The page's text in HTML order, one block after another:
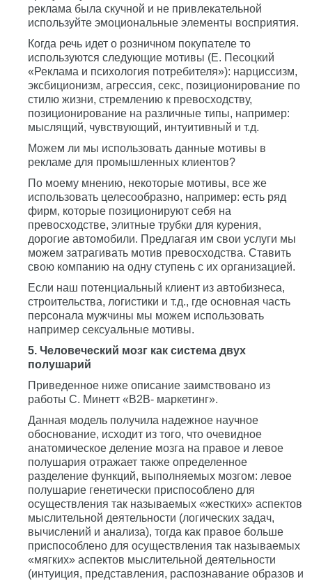
реклама была скучной и не привлекательной
используйте эмоциональные элементы восприятия.
Когда речь идет о розничном покупателе то
используются следующие мотивы (Е. Песоцкий
«Реклама и психология потребителя»): нарциссизм,
эксбиционизм, агрессия, секс, позиционирование по
стилю жизни, стремлению к превосходству,
позиционирование на различные типы, например:
мыслящий, чувствующий, интуитивный и т.д.
Можем ли мы использовать данные мотивы в
рекламе для промышленных клиентов?
По моему мнению, некоторые мотивы, все же
использовать целесообразно, например: есть ряд
фирм, которые позиционируют себя на
превосходстве, элитные трубки для курения,
дорогие автомобили. Предлагая им свои услуги мы
можем затрагивать мотив превосходства. Ставить
свою компанию на одну ступень с их организацией.
Если наш потенциальный клиент из автобизнеса,
строительства, логистики и т.д., где основная часть
персонала мужчины мы можем использовать
например сексуальные мотивы.
5. Человеческий мозг как система двух
полушарий
Приведенное ниже описание заимствовано из
работы С. Минетт «В2В- маркетинг».
Данная модель получила надежное научное
обоснование, исходит из того, что очевидное
анатомическое деление мозга на правое и левое
полушария отражает также определенное
разделение функций, выполняемых мозгом: левое
полушарие генетически приспособлено для
осуществления так называемых «жестких» аспектов
мыслительной деятельности (логических задач,
вычислений и анализа), тогда как правое больше
приспособлено для осуществления так называемых
«мягких» аспектов мыслительной деятельности
(интуиция, представления, распознавание образов и